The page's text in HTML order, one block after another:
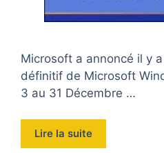
Microsoft a annoncé il y
définitif de Microsoft
3 au 31 Décembre …
Lire la suite